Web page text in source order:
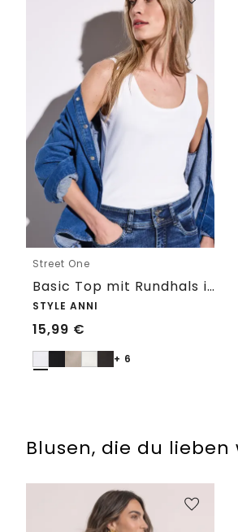
Street One
Basic Top mit Rundhals in Unifarbe
STYLE ANNI
15,99 €
+ 6
Blusen, die du lieben